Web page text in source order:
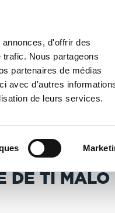
d'offrir des
Nous partageons
partenaires de médias
avec d'autres
de leurs services.
LIBRAIRIE
ACTUEL : 3 À 5
DE TI MALO